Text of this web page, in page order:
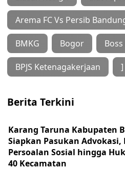
Arema FC Vs Persib
BMKG Bogor Boss
BPJS Ketenagakerjaan ]
Berita Terkini
Karang Taruna Kabupaten
Siapkan Pasukan Advokasi,
Persoalan Sosial hingga
40 Kecamatan